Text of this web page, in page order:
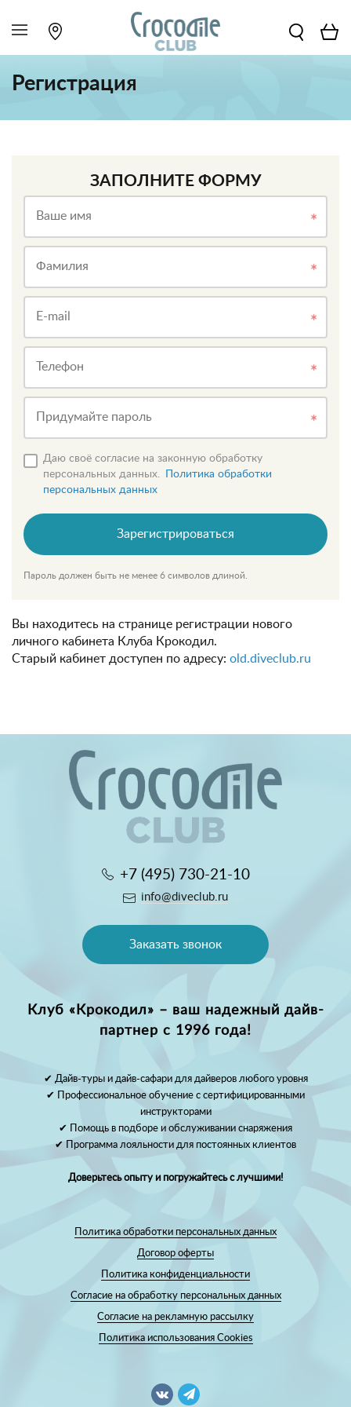
Регистрация
ЗАПОЛНИТЕ ФОРМУ
Ваше имя
Фамилия
E-mail
Телефон
Придумайте пароль
Даю своё согласие на законную обработку
персональных данных.
Политика обработки
персональных данных
Зарегистрироваться
Пароль должен быть не менее 6 символов длиной.
Вы находитесь на странице регистрации нового
личного кабинета Клуба Крокодил.
Старый кабинет доступен по адресу: old.diveclub.ru
+7 (495) 730-21-10
info@diveclub.ru
Заказать звонок
Клуб «Крокодил» – ваш надежный дайв-
партнер с 1996 года!
✔ Дайв-туры и дайв-сафари для дайверов любого уровня
✔ Профессиональное обучение с сертифицированными
инструкторами
✔ Помощь в подборе и обслуживании снаряжения
✔ Программа лояльности для постоянных клиентов
Доверьтесь опыту и погружайтесь с лучшими!
Политика обработки персональных данных
Договор оферты
Политика конфиденциальности
Согласие на обработку персональных данных
Согласие на рекламную рассылку
Политика использования Cookies